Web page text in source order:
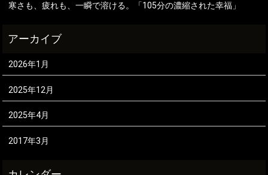
寒さも、疲れも、一瞬で溶ける。「105分の濃縮された幸福」
2026年1月
2025年12月
2025年4月
2017年3月